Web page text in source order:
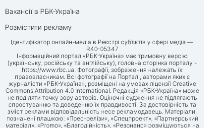
Вакансії в РБК-Україна
Розмістити рекламу
Ідентифікатор онлайн-медіа в Реєстрі суб’єктів у сфері медіа —
R40-05347
Інформаційний портал «РБК-Україна» має тримовну версію
(українську, російську та англійську), головна сторінка порталу -
https://www.rbc.ua. Фотографії, зображення належать їх
правовласникам. Всі фотографії на Порталі, авторами яких є
журналісти «РБК-Україна», розміщені на умовах ліцензії Creative
Commons Attribution 4.0 International. Редакція «РБК-Україна» може
не поділяти точку зору авторів. Оціночні судження не підлягають
спростуванню та доведенню їх правдивості. За достовірність та
зміст реклами відповідальність несе рекламодавець. Матеріали,
позначені плашкою: «Прес-релізи», «Спецпроект», «Партнерський
матеріал», «Promo», «Благодійність», «Резонанс» розміщуються на